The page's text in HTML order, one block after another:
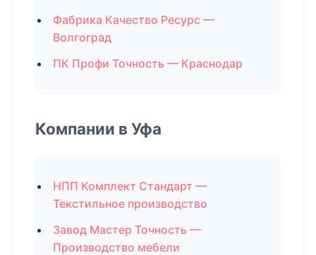
Фабрика Качество Ресурс —
Волгоград
ПК Профи Точность — Краснодар
Компании в Уфа
НПП Комплект Стандарт —
Текстильное производство
Завод Мастер Точность —
Производство мебели